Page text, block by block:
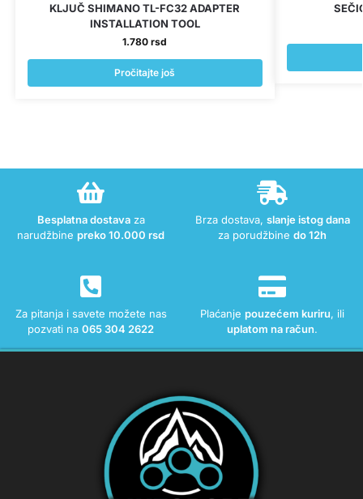
KLJUČ SHIMANO TL-FC32 ADAPTER
INSTALLATION TOOL
1.780rsd
Pročitajte još
Besplatna dostavaza
narudžbine preko 10.000 rsd
Brza dostava, slanje istog dana
za porudžbine do 12h
Za pitanja i savete možete nas
pozvati na 065 304 2622
Plaćanje pouzećem kuriru, ili
uplatom na račun.